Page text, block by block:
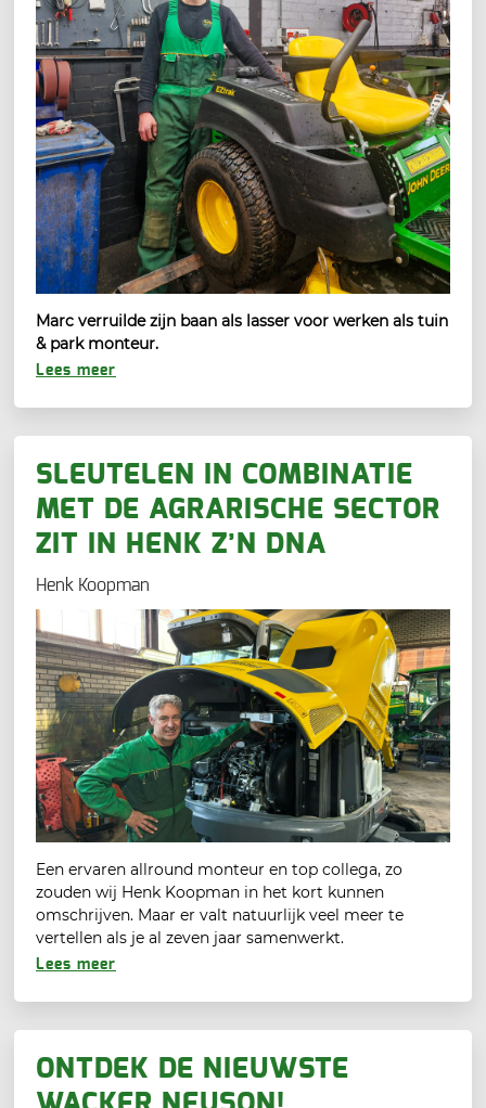
Marc verruilde zijn baan als lasser voor werken als tuin
& park monteur.
Lees meer
SLEUTELEN IN COMBINATIE
MET DE AGRARISCHE SECTOR
ZIT IN HENK Z’N DNA
Henk Koopman
Een ervaren allround monteur en top collega, zo
zouden wij Henk Koopman in het kort kunnen
omschrijven. Maar er valt natuurlijk veel meer te
vertellen als je al zeven jaar samenwerkt.
Lees meer
ONTDEK DE NIEUWSTE